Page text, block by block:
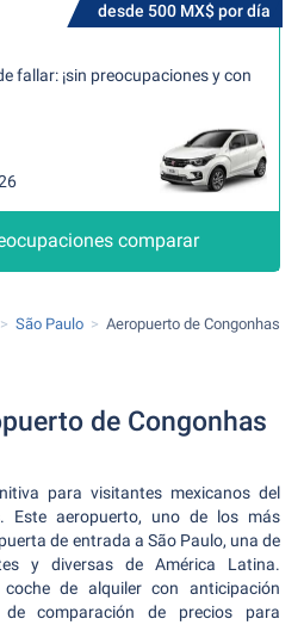
desde 500 MX$ por día
fallar: ¡sin preocupaciones y con
comparar
São Paulo Aeropuerto de Congonhas
de Congonhas
para visitantes mexicanos del
Este aeropuerto, uno de los más
de entrada a São Paulo, una de
y diversas de América Latina.
de alquiler con anticipación
comparación de precios para